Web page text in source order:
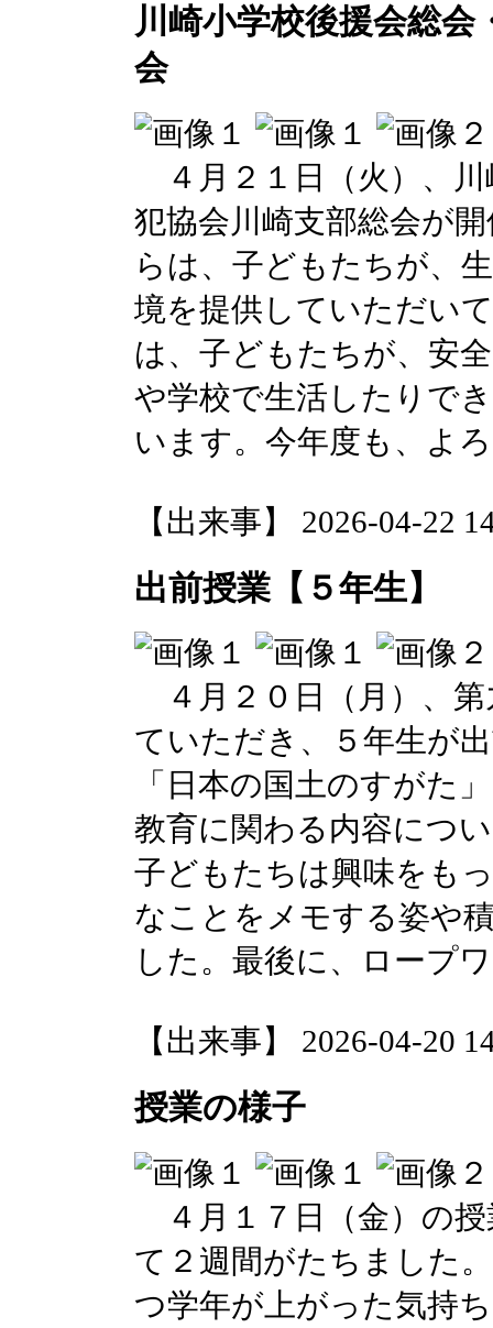
川崎小学校後援会総会
会
４月２１日（火）、川
犯協会川崎支部総会が
らは、子どもたちが、
境を提供していただい
は、子どもたちが、安
や学校で生活したりで
います。今年度も、よ
【出来事】 2026-04-22
出前授業【５年生】
４月２０日（月）、第
ていただき、５年生が
「日本の国土のすがた
教育に関わる内容につ
子どもたちは興味をも
なことをメモする姿や
した。最後に、ロープ
【出来事】 2026-04-20
授業の様子
４月１７日（金）の
て２週間がたちました
つ学年が上がった気持